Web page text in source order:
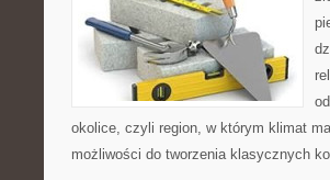
okolice, czyli region, w którym klimat
możliwości do tworzenia klasycznych